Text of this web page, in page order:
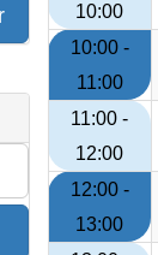
10:00
10:00 -
11:00
11:00 -
12:00
12:00 -
13:00